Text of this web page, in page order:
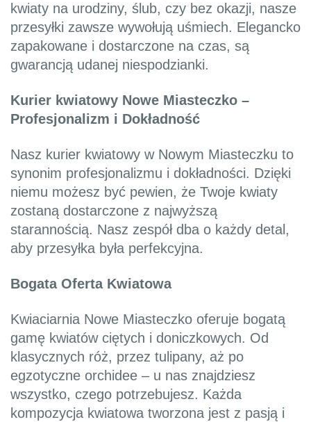
kwiaty na urodziny, ślub, czy bez okazji, nasze
przesyłki zawsze wywołują uśmiech. Elegancko
zapakowane i dostarczone na czas, są
gwarancją udanej niespodzianki.
Kurier kwiatowy Nowe Miasteczko –
Profesjonalizm i Dokładność
Nasz kurier kwiatowy w Nowym Miasteczku to
synonim profesjonalizmu i dokładności. Dzięki
niemu możesz być pewien, że Twoje kwiaty
zostaną dostarczone z najwyższą
starannością. Nasz zespół dba o każdy detal,
aby przesyłka była perfekcyjna.
Bogata Oferta Kwiatowa
Kwiaciarnia Nowe Miasteczko oferuje bogatą
gamę kwiatów ciętych i doniczkowych. Od
klasycznych róż, przez tulipany, aż po
egzotyczne orchidee – u nas znajdziesz
wszystko, czego potrzebujesz. Każda
kompozycja kwiatowa tworzona jest z pasją i